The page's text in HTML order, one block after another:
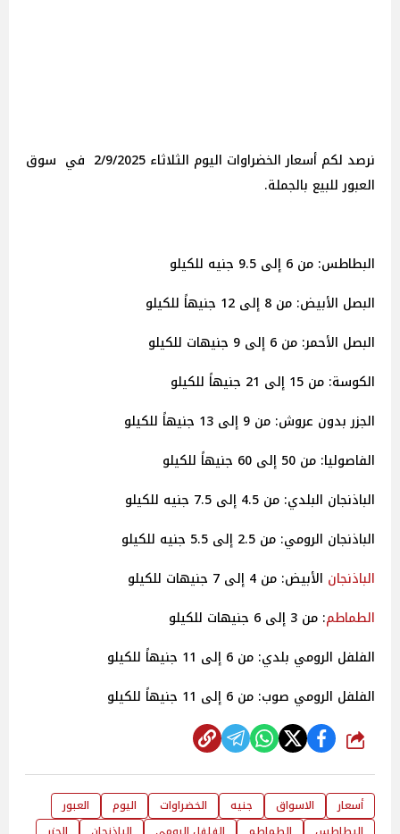
نرصد لكم أسعار الخضراوات اليوم الثلاثاء 2/9/2025 في سوق
العبور للبيع بالجملة.
البطاطس: من 6 إلى 9.5 جنيه للكيلو
البصل الأبيض: من 8 إلى 12 جنيهاً للكيلو
البصل الأحمر: من 6 إلى 9 جنيهات للكيلو
الكوسة: من 15 إلى 21 جنيهاً للكيلو
الجزر بدون عروش: من 9 إلى 13 جنيهاً للكيلو
الفاصوليا: من 50 إلى 60 جنيهاً للكيلو
الباذنجان البلدي: من 4.5 إلى 7.5 جنيه للكيلو
الباذنجان الرومي: من 2.5 إلى 5.5 جنيه للكيلو
الباذنجان الأبيض: من 4 إلى 7 جنيهات للكيلو
الطماطم: من 3 إلى 6 جنيهات للكيلو
الفلفل الرومي بلدي: من 6 إلى 11 جنيهاً للكيلو
الفلفل الرومي صوب: من 6 إلى 11 جنيهاً للكيلو
شارك
أسعار الاسواق جنيه الخضراوات اليوم
العبور